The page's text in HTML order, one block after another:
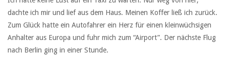
dachte ich mir und lief aus dem Haus. Meinen Koffer ließ ich zurück.
Zum Glück hatte ein Autofahrer ein Herz für einen kleinwüchsigen
Anhalter aus Europa und fuhr mich zum “Airport”. Der nächste Flug
nach Berlin ging in einer Stunde.